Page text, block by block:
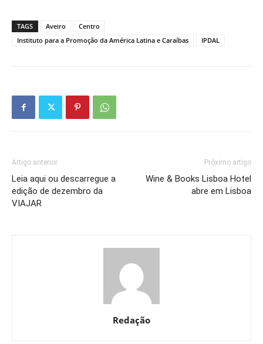
TAGS Aveiro
Centro
Instituto para a Promoção da América Latina e Caraíbas
IPDAL
Artigo anterior
Leia aqui ou descarregue a
edição de dezembro da
VIAJAR
Próximo artigo
Wine & Books Lisboa Hotel
abre em Lisboa
Redação